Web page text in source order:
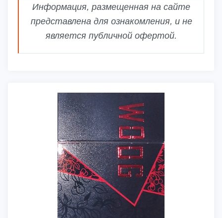
Информация, размещенная на сайте
представлена для ознакомления, и не
является публичной офертой.